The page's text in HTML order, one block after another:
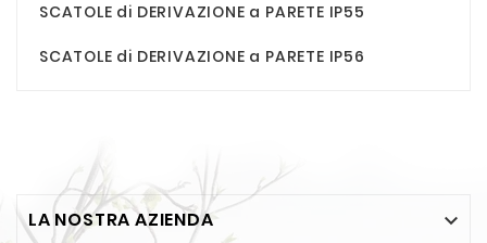
SCATOLE di DERIVAZIONE a PARETE IP55
SCATOLE di DERIVAZIONE a PARETE IP56
LA NOSTRA AZIENDA 